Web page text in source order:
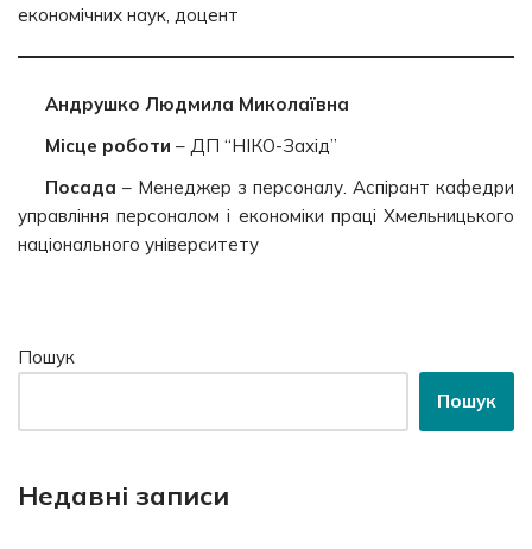
економічних наук, доцент
Андрушко Людмила Миколаївна
Місце роботи – ДП “НІКО-Захід”
Посада – Менеджер з персоналу. Аспірант кафедри
управління персоналом і економіки праці Хмельницького
національного університету
Пошук
Пошук
Недавні записи